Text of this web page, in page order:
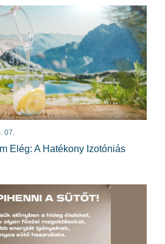
07.
Elég: A Hatékony Izotóniás